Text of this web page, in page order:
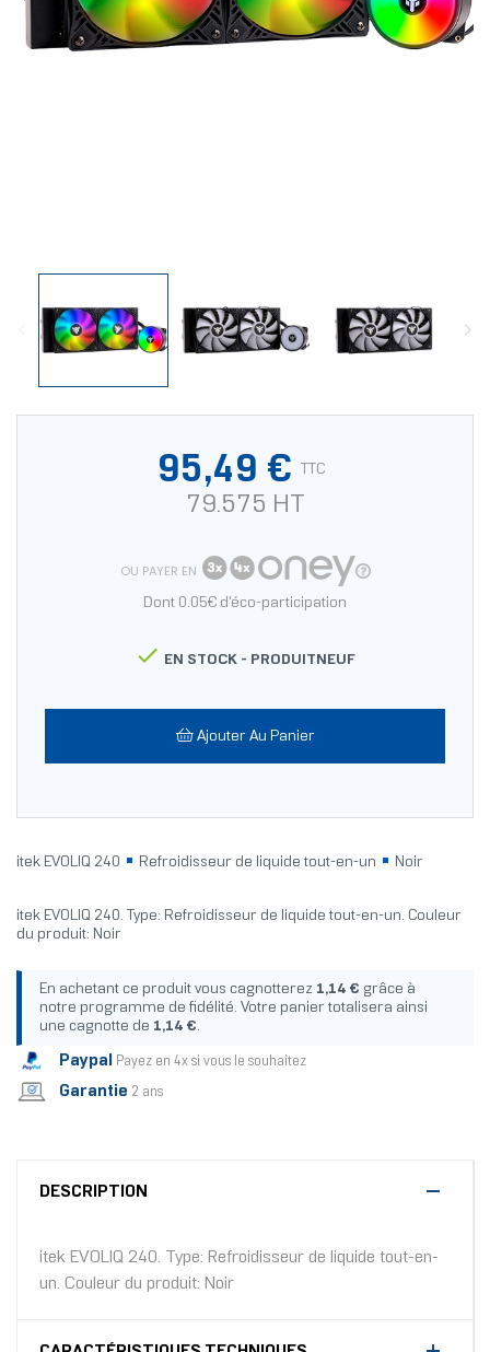
95,49 € TTC
79.575 HT
OU PAYER EN
Dont 0.05€ d'éco-participation
 EN STOCK - PRODUITNEUF
Ajouter Au Panier
itek EVOLIQ 240 Refroidisseur de liquide tout-en-un Noir
itek EVOLIQ 240. Type: Refroidisseur de liquide tout-en-un. Couleur
du produit: Noir
En achetant ce produit vous cagnotterez 1,14 € grâce à
notre programme de fidélité. Votre panier totalisera ainsi
une cagnotte de 1,14 €.
Paypal Payez en 4x si vous le souhaitez
Garantie 2 ans
DESCRIPTION
itek EVOLIQ 240. Type: Refroidisseur de liquide tout-en-
un. Couleur du produit: Noir